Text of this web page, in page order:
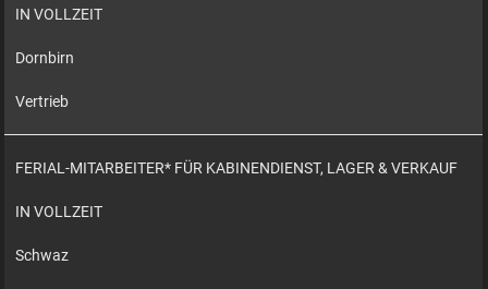
IN VOLLZEIT
Dornbirn
Vertrieb
FERIAL-MITARBEITER* FÜR KABINENDIENST, LAGER & VERKAUF
IN VOLLZEIT
Schwaz